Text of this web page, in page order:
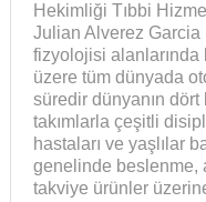
Hekimliği Tıbbi
Julian Alverez Garcia
fizyolojisi
üzere tüm dünyada
süredir dünyanın
takımlarla çeşitli
hastaları ve yaşlılar
genelinde beslenme,
takviye ürünler